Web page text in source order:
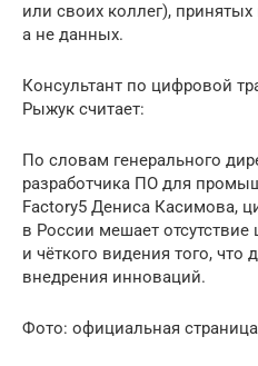
или своих коллег),
а не данных.
Консультант по цифровой
Рыжук считает:
По словам генерального
разработчика ПО для
Factory5 Дениса Касимова,
в России мешает отсутствие
и чёткого видения того,
внедрения инноваций.
Фото: официальная